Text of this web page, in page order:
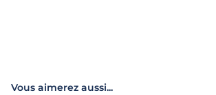
Vous aimerez aussi...